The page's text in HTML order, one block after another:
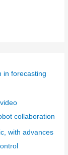
in forecasting
collaboration
with advances